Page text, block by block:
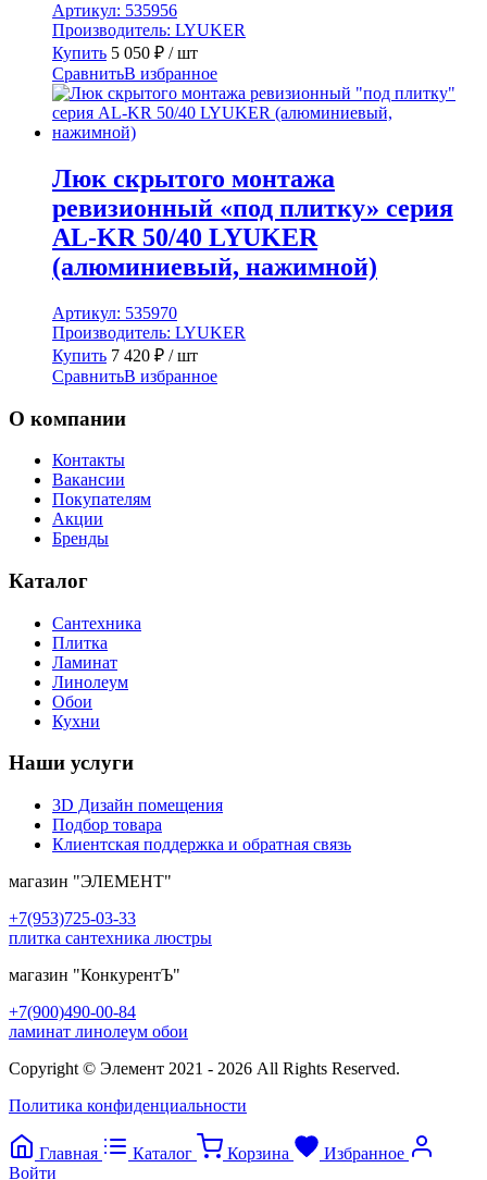
Артикул: 535956
Производитель: LYUKER
Купить 5 050 ₽ / шт
СравнитьВ избранное
Люк скрытого монтажа
ревизионный «под плитку» серия
AL-KR 50/40 LYUKER
(алюминиевый, нажимной)
Артикул: 535970
Производитель: LYUKER
Купить 7 420 ₽ / шт
СравнитьВ избранное
О компании
Контакты
Вакансии
Покупателям
Акции
Бренды
Каталог
Сантехника
Плитка
Ламинат
Линолеум
Обои
Кухни
Наши услуги
3D Дизайн помещения
Подбор товара
Клиентская поддержка и обратная связь
магазин "ЭЛЕМЕНТ"
+7(953)725-03-33
плитка сантехника люстры
магазин "КонкурентЪ"
+7(900)490-00-84
ламинат линолеум обои
Copyright © Элемент 2021 - 2026 All Rights Reserved.
Политика конфиденциальности
Главная Каталог Корзина
Избранное
Войти